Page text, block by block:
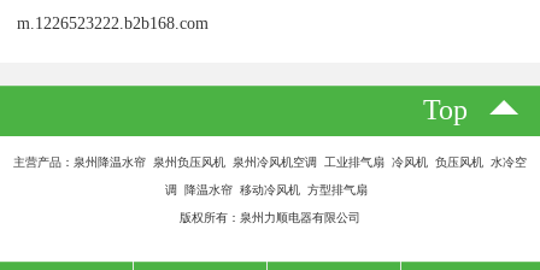
m.1226523222.b2b168.com
Top
主营产品：泉州降温水帘 泉州负压风机 泉州冷风机空调 工业排气扇 冷风机 负压风机 水冷空
调 降温水帘 移动冷风机 方型排气扇
版权所有：泉州力顺电器有限公司